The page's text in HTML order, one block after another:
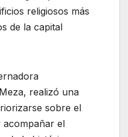
religiosos más
de la capital
realizó una
sobre el
acompañar el